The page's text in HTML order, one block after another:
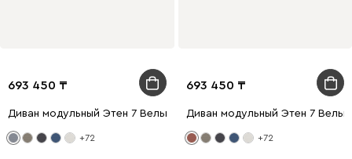
693 450
Диван модульный Этен 7 Вельвет Светло-серый
+72
693 450
Диван модульный Этен 7
+72